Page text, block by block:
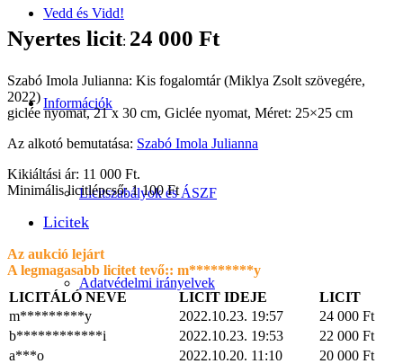
Vedd és Vidd!
Információk
Licitszabályok és ÁSZF
Adatvédelmi irányelvek
Nyertes licit: 24 000 Ft
Szabó Imola Julianna: Kis fogalomtár (Miklya Zsolt szövegére,
2022)
giclée nyomat, 21 x 30 cm, Giclée nyomat, Méret: 25×25 cm
Az alkotó bemutatása: Szabó Imola Julianna
Kikiáltási ár: 11 000 Ft.
Minimális licitlépcső: 1 100 Ft
Licitek
Az aukció lejárt
A legmagasabb licitet tevő:: m*********y
LICITÁLÓ NEVE
LICIT IDEJE
LICIT
m*********y
2022.10.23. 19:57 24 000 Ft
b************i
2022.10.23. 19:53 22 000 Ft
a***o
2022.10.20. 11:10 20 000 Ft